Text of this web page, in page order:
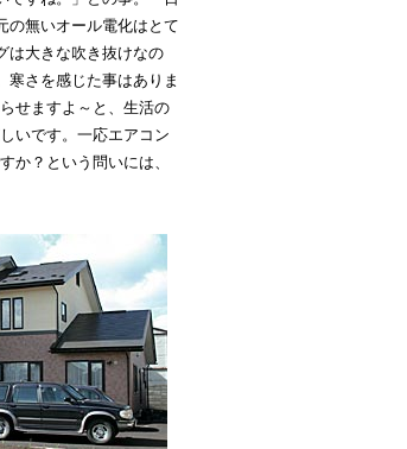
の無いオール電化はとて
は大きな吹き抜けなの
寒さを感じた事はありま
せますよ～と、生活の
いです。一応エアコン
か？という問いには、